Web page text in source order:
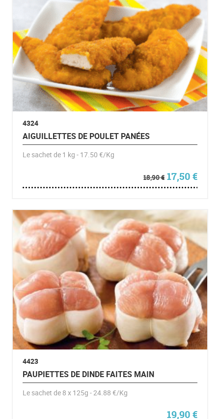
4324
AIGUILLETTES DE POULET PANÉES
Le sachet de 1 kg - 17.50 €/Kg
18,90€ Le prix
17,50€Le
4423
PAUPIETTES DE DINDE FAITES MAIN
Le sachet de 8 x 125g - 24.88 €/Kg
19,90€